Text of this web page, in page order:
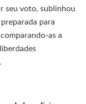
seu voto, sublinhou
para
as a